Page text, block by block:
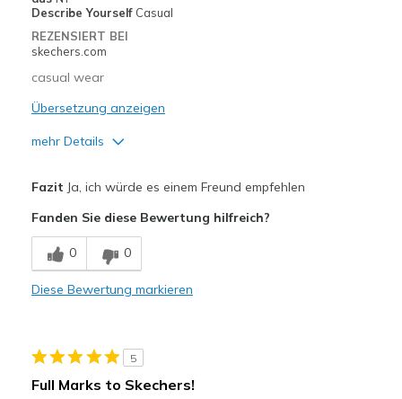
Describe Yourself Casual
REZENSIERT BEI
skechers.com
casual wear
Übersetzung anzeigen
mehr Details
Stylish
Geeignete Verwendung
Casual Wear
Travel
Fazit Ja, ich würde es einem Freund empfehlen
Fanden Sie diese Bewertung hilfreich?
0 0
Diese Bewertung markieren
5
Full Marks to Skechers!